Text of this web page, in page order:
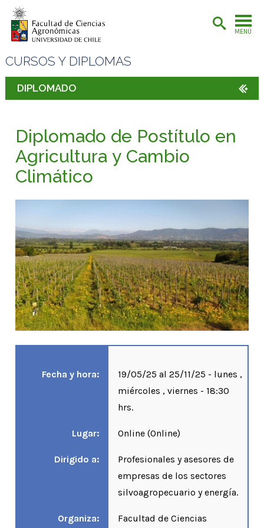
MENÚ
CURSOS Y DIPLOMAS
DIPLOMADO
Diplomado de Postítulo en
Agricultura y Cambio
Climático
Fecha y hora:
19/05/25 al 25/11/25 - lunes ,
miércoles , viernes - 18:30
hrs.
Lugar: Online (Online)
Dirigido a:
Profesionales y asesores de
empresas de los sectores
silvoagropecuario y energía.
Organiza:
Facultad de Ciencias